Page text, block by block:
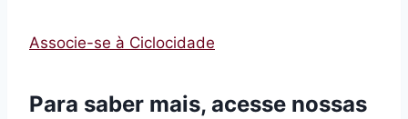
Associe-se à Ciclocidade
Para saber mais, acesse nossas